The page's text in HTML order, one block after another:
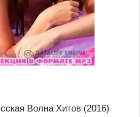
Волна Хитов (2016)